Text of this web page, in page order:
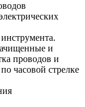
и
проводов и
часовой стрелке